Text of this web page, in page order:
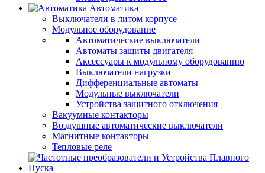
Автоматика
Выключатели в литом корпусе
Модульное оборудование
Автоматические выключатели
Автоматы защиты двигателя
Аксессуары к модульному оборудованию
Выключатели нагрузки
Дифференциальные автоматы
Модульные выключатели
Устройства защитного отключения
Вакуумные контакторы
Воздушные автоматические выключатели
Магнитные контакторы
Тепловые реле